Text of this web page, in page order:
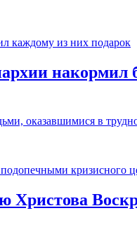
оказавшимися в
Христова